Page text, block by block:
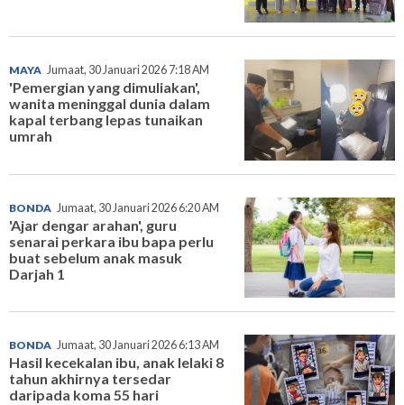
MAYA Jumaat, 30 Januari 2026 7:18 AM
'Pemergian yang dimuliakan',
wanita meninggal dunia dalam
kapal terbang lepas tunaikan
umrah
BONDA Jumaat, 30 Januari 2026 6:20 AM
'Ajar dengar arahan', guru
senarai perkara ibu bapa perlu
buat sebelum anak masuk
Darjah 1
BONDA Jumaat, 30 Januari 2026 6:13 AM
Hasil kecekalan ibu, anak lelaki 8
tahun akhirnya tersedar
daripada koma 55 hari